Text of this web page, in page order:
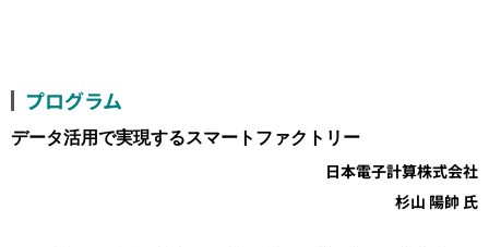
プログラム
データ活用で実現するスマートファクトリー
日本電子計算株式会社
杉山 陽帥 氏